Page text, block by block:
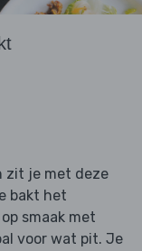
zit je met deze
bakt het
smaak met
voor wat pit. Je